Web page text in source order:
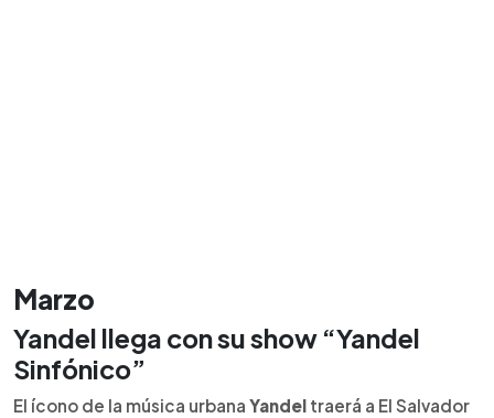
Marzo
Yandel llega con su show “Yandel
Sinfónico”
El ícono de la música urbana Yandel traerá a El Salvador